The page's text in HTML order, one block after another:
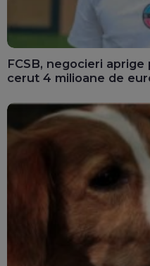
FCSB, negocieri
cerut 4 milioane de